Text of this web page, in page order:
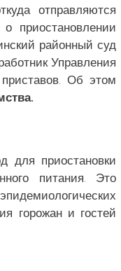
отправляются
приостановлении
районный суд
Управления
Об этом
для приостановки
питания. Это
горожан и гостей